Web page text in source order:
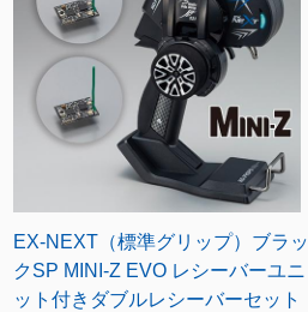
EX-NEXT（標準グリップ）ブラッ
クSP MINI-Z EVO レシーバーユニ
ット付きダブルレシーバーセット